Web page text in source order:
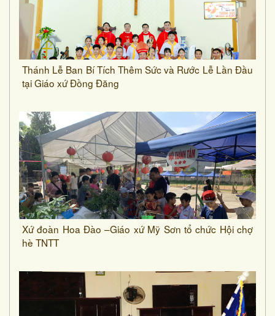
Thánh Lễ Ban Bí Tích Thêm Sức và Rước Lễ Lần Đầu
tại Giáo xứ Đồng Đăng
Xứ đoàn Hoa Đào –Giáo xứ Mỹ Sơn tổ chức Hội chợ
hè TNTT